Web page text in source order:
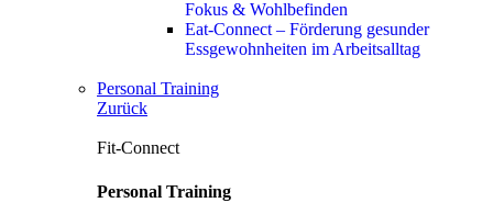
Fokus & Wohlbefinden
Eat-Connect – Förderung gesunder
Essgewohnheiten im Arbeitsalltag
Personal Training
Zurück
Fit-Connect
Personal Training